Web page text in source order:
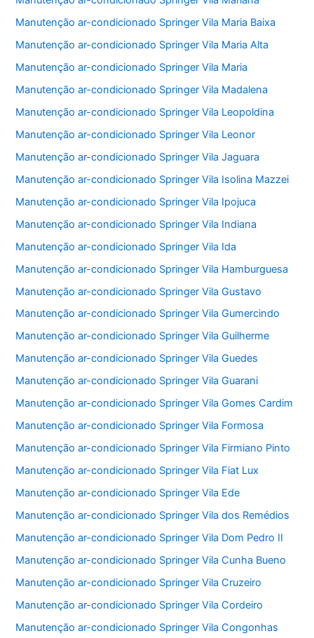
Manutenção ar-condicionado Springer Vila Maria Baixa
Manutenção ar-condicionado Springer Vila Maria Alta
Manutenção ar-condicionado Springer Vila Maria
Manutenção ar-condicionado Springer Vila Madalena
Manutenção ar-condicionado Springer Vila Leopoldina
Manutenção ar-condicionado Springer Vila Leonor
Manutenção ar-condicionado Springer Vila Jaguara
Manutenção ar-condicionado Springer Vila Isolina Mazzei
Manutenção ar-condicionado Springer Vila Ipojuca
Manutenção ar-condicionado Springer Vila Indiana
Manutenção ar-condicionado Springer Vila Ida
Manutenção ar-condicionado Springer Vila Hamburguesa
Manutenção ar-condicionado Springer Vila Gustavo
Manutenção ar-condicionado Springer Vila Gumercindo
Manutenção ar-condicionado Springer Vila Guilherme
Manutenção ar-condicionado Springer Vila Guedes
Manutenção ar-condicionado Springer Vila Guarani
Manutenção ar-condicionado Springer Vila Gomes Cardim
Manutenção ar-condicionado Springer Vila Formosa
Manutenção ar-condicionado Springer Vila Firmiano Pinto
Manutenção ar-condicionado Springer Vila Fiat Lux
Manutenção ar-condicionado Springer Vila Ede
Manutenção ar-condicionado Springer Vila dos Remédios
Manutenção ar-condicionado Springer Vila Dom Pedro II
Manutenção ar-condicionado Springer Vila Cunha Bueno
Manutenção ar-condicionado Springer Vila Cruzeiro
Manutenção ar-condicionado Springer Vila Cordeiro
Manutenção ar-condicionado Springer Vila Congonhas